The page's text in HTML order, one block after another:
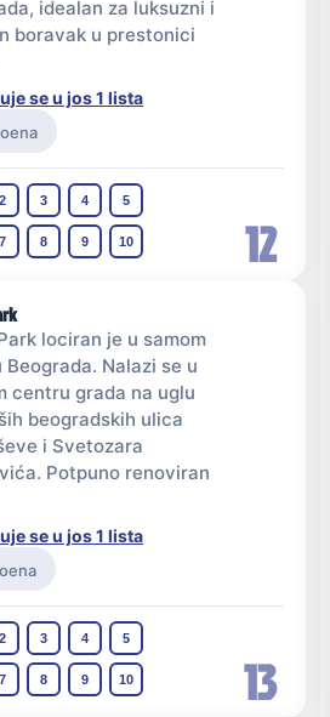
12
idealan za luksuzni i
boravak u prestonici
se u jos 1 lista
2 3 4 5
7 8 9 10
13
lociran je u samom
Nalazi se u
centru grada na uglu
beogradskih ulica
i Svetozara
Potpuno renoviran
se u jos 1 lista
2 3 4 5
7 8 9 10